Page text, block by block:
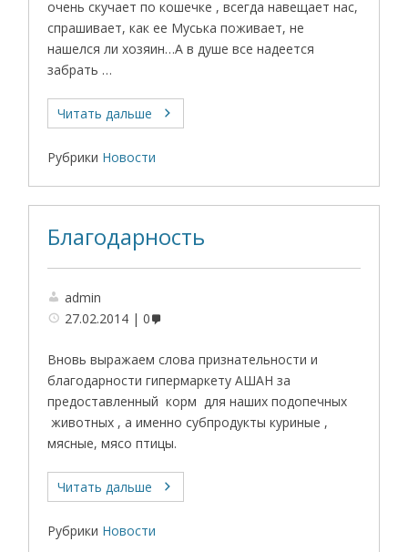
очень скучает по кошечке , всегда навещает нас,
спрашивает, как ее Муська поживает, не
нашелся ли хозяин…А в душе все надеется
забрать …
Читать дальше
Рубрики Новости
Благодарность
admin
27.02.2014
0
Вновь выражаем слова признательности и
благодарности гипермаркету АШАН за
предоставленный корм для наших подопечных
животных , а именно субпродукты куриные ,
мясные, мясо птицы.
Читать дальше
Рубрики Новости